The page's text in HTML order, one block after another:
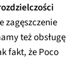
zagęszczenie
też obsługę
fakt, że Poco